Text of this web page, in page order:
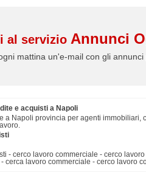
al servizio Annunci
mattina un'e-mail con gli
e acquisti a Napoli
a Napoli provincia per agenti immobiliari,
- cerco lavoro commerciale - cerco
cerca lavoro commerciale - cerco lavoro